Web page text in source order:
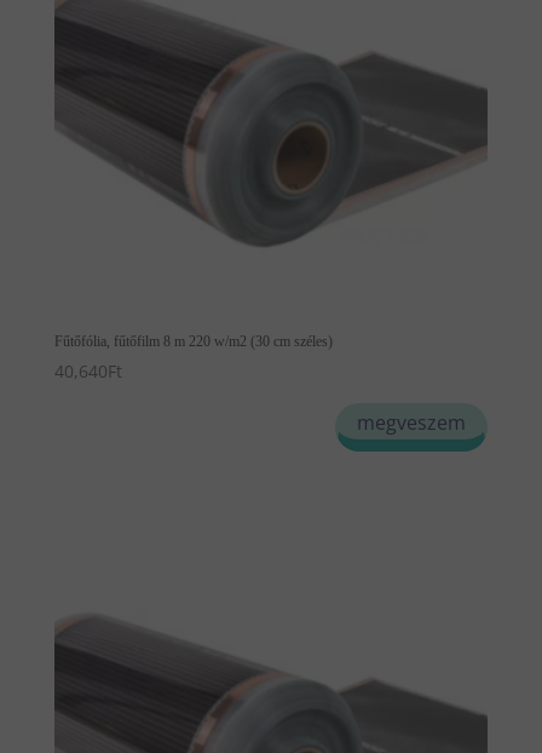
Fűtőfólia, fűtőfilm 8 m 220 w/m2 (30 cm széles)
40,640Ft
megveszem